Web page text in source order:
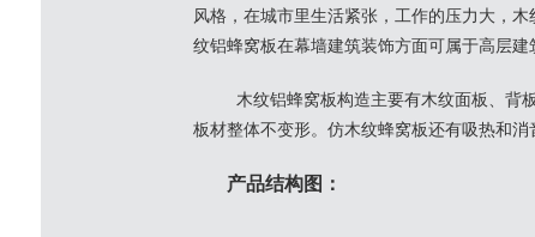
风格，在城市里生活紧张，工作的压力大，
纹铝蜂窝板在幕墙建筑装饰方面可属于高层建
木纹铝蜂窝板构造主要有木纹面板、背
板材整体不变形。仿木纹蜂窝板还有吸热和消
产品结构图：